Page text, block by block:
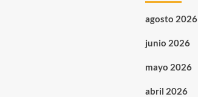
agosto 2026
junio 2026
mayo 2026
abril 2026